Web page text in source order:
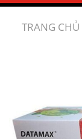
TRANG CHỦ